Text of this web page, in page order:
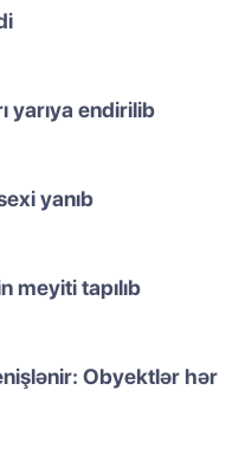
yarıya endirilib
yanıb
meyiti tapılıb
Obyektlər hər